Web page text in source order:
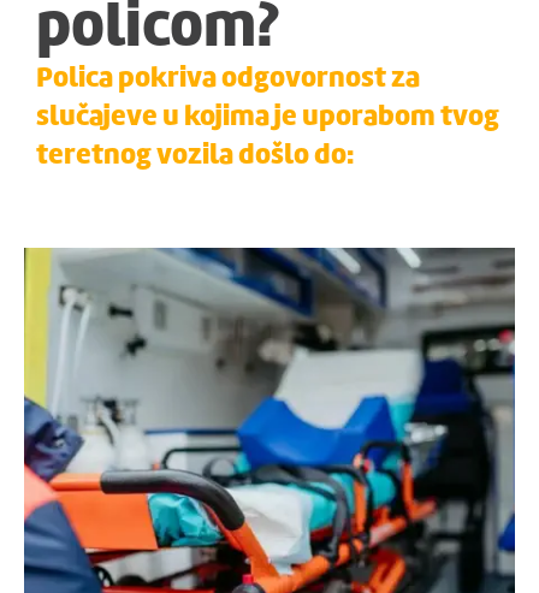
policom?
Polica pokriva odgovornost za
slučajeve u kojima je uporabom tvog
teretnog vozila došlo do:
Tjelesne ozljede,
narušavanja zdravlja ili
smrti neke osobe